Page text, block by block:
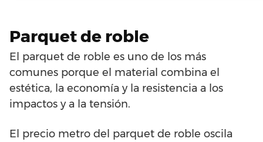
Parquet de roble
El parquet de roble es uno de los más
comunes porque el material combina el
estética, la economía y la resistencia a los
impactos y a la tensión.
El precio metro del parquet de roble oscila